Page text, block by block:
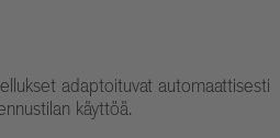
adaptoituvat automaattisesti
käyttöä.